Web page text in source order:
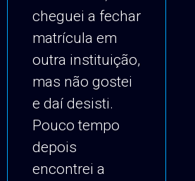
cheguei a fechar
matrícula em
outra instituição,
mas não gostei
e daí desisti.
Pouco tempo
depois
encontrei a